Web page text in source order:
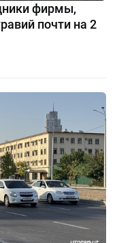
фирмы,
почти на 2